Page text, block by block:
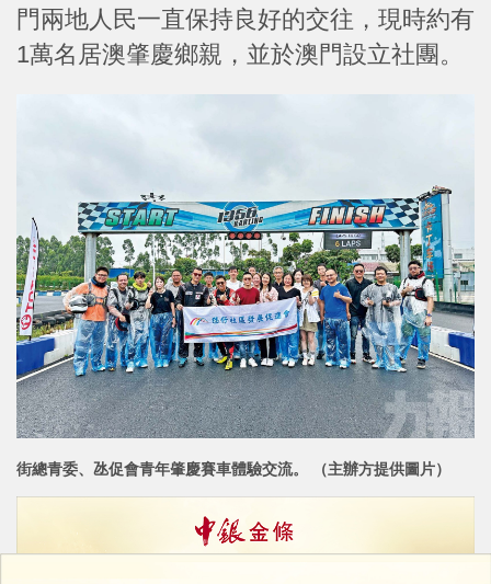
門兩地人民一直保持良好的交往，現時約有
1萬名居澳肇慶鄉親，並於澳門設立社團。
街總青委、氹促會青年肇慶賽車體驗交流。 （主辦方提供圖片）